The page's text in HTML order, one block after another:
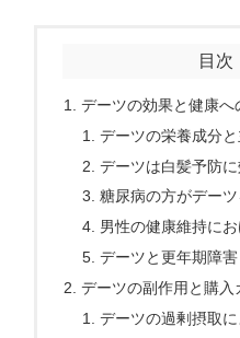
目次
デーツの効果と健康へ
デーツの栄養成分
デーツは白髪予防に
糖尿病の方がデー
男性の健康維持に
デーツと更年期障
デーツの副作用と購入
デーツの過剰摂取